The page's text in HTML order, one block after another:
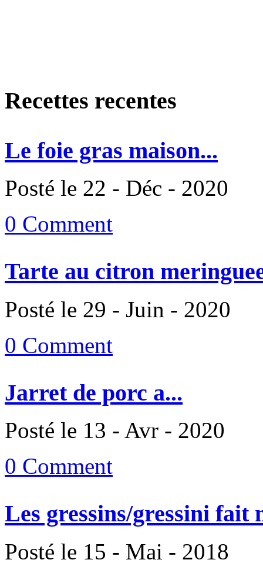
Recettes recentes
Le foie gras maison...
Posté le 22 - Déc - 2020
0 Comment
Tarte au citron
Posté le 29 - Juin - 2020
0 Comment
Jarret de porc a...
Posté le 13 - Avr - 2020
0 Comment
Les gressins/gressini fait
Posté le 15 - Mai - 2018